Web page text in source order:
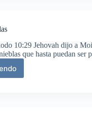
10:29 Jehovah dijo a
que hasta puedan